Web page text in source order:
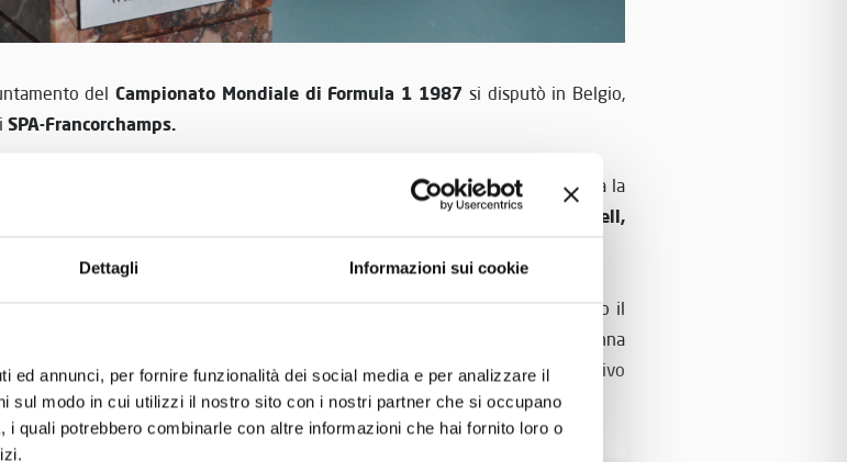
Dettagli Informazioni sui cookie
ed annunci, per fornire funzionalità dei social media e per analizzare il
sul modo in cui utilizzi il nostro sito con i nostri partner che si occupano
quali potrebbero combinarle con altre informazioni che hai fornito loro o
delCampionato Mondiale di Formula 1 1987 si disputò in Belgio,
SPA-Francorchamps.
fu caratterizzato da 2 partenze complice un incidente dove venne coinvolta la
e un secondo, più violento, che coinvolse i due piloti della Tyrrell,
Ayrton Sennasi mise davanti aNigel Mansell,ma durante lo stesso giro il
e sbagliò un tentativo di sorpasso sul brasiliano: i due si urtarono e Senna
ritirarsi. Mansell riprese la gara in ultima posizione, ma il danno successivo
costrinse ad abbandonare la gara durante il 17º giro.